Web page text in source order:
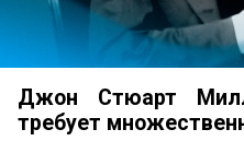
Джон Стюарт
требует